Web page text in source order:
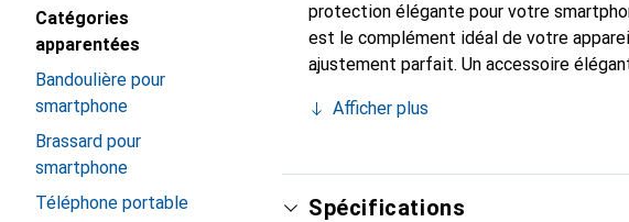
Catégories
apparentées
Bandoulière pour
smartphone
Brassard pour
smartphone
Téléphone portable
protection élégante pour votre
est le complément idéal de votre
ajustement parfait. Un accessoire
client exigeant.
Afficher plus
Spécifications